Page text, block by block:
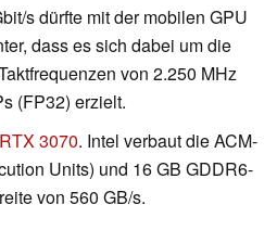
s dürfte mit der mobilen GPU
dass es sich dabei um die
von 2.250 MHz
(FP32) erzielt.
3070. Intel verbaut die ACM-
Units) und 16 GB GDDR6-
von 560 GB/s.